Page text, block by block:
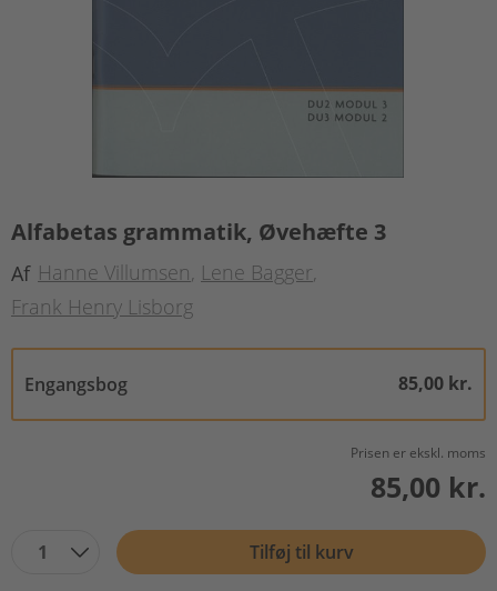
Alfabetas grammatik, Øvehæfte 3
Af Hanne Villumsen Lene Bagger
Frank Henry Lisborg
Engangsbog 85,00 kr.
Prisen er ekskl. moms
85,00 kr.
1 Tilføj til kurv